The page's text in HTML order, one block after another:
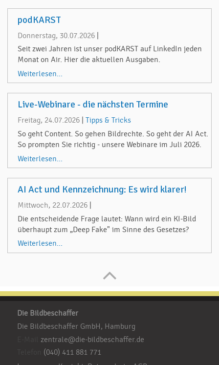
podKARST
Donnerstag, 30.07.2026
Seit zwei Jahren ist unser podKARST auf LinkedIn jeden
Monat on Air. Hier die aktuellen Ausgaben.
Weiterlesen...
Live-Webinare - die nächsten Termine
Freitag, 24.07.2026
Tipps & Tricks
So geht Content. So gehen Bildrechte. So geht der AI Act.
So prompten Sie richtig - unsere Webinare im Juli 2026.
Weiterlesen...
AI Act und Kennzeichnung: Es wird klarer!
Mittwoch, 22.07.2026
Die entscheidende Frage lautet: Wann wird ein KI-Bild
überhaupt zum „Deep Fake" im Sinne des Gesetzes?
Weiterlesen...
Die Bildbeschaffer
Die Bildbeschaffer GmbH, Hamburg
zentrale@die-bildbeschaffer.de
(040) 411 881 771